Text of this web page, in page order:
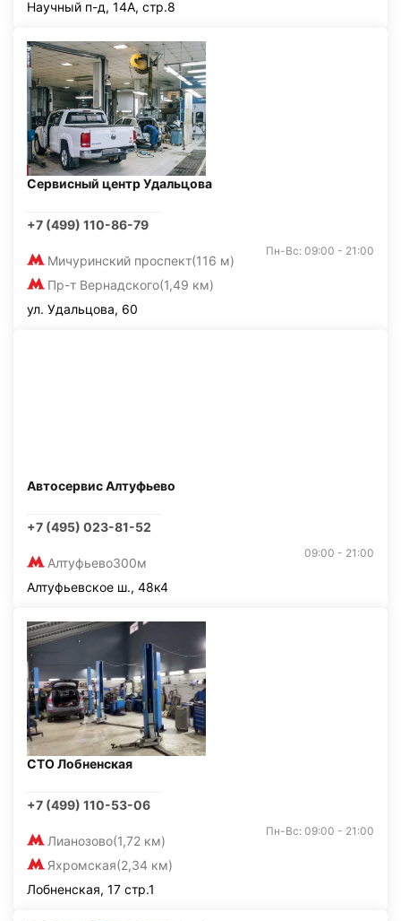
Научный п-д, 14А, стр.8
Сервисный центр Удальцова
+7 (499) 110-86-79
Мичуринский проспект(116 м)
Пр-т Вернадского(1,49 км)
Пн-Вс: 09:00 - 21:00
ул. Удальцова, 60
Автосервис Алтуфьево
+7 (495) 023-81-52
Алтуфьево300м
09:00 - 21:00
Алтуфьевское ш., 48к4
СТО Лобненская
+7 (499) 110-53-06
Лианозово(1,72 км)
Яхромская(2,34 км)
Пн-Вс: 09:00 - 21:00
Лобненская, 17 стр.1